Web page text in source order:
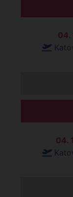
04.
04.